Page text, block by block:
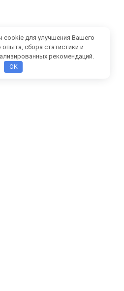
cookie для улучшения Вашего
сбора статистики и
рекомендаций.
OK